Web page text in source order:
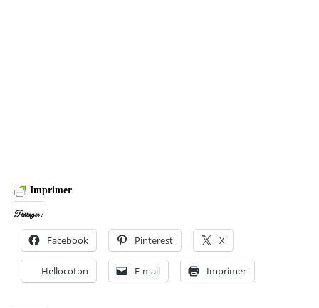
Imprimer
Partager :
Facebook Pinterest X
Hellocoton E-mail Imprimer